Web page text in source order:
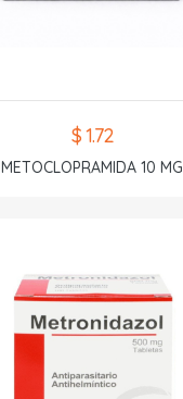
$ 1.72
METOCLOPRAMIDA 10 MG